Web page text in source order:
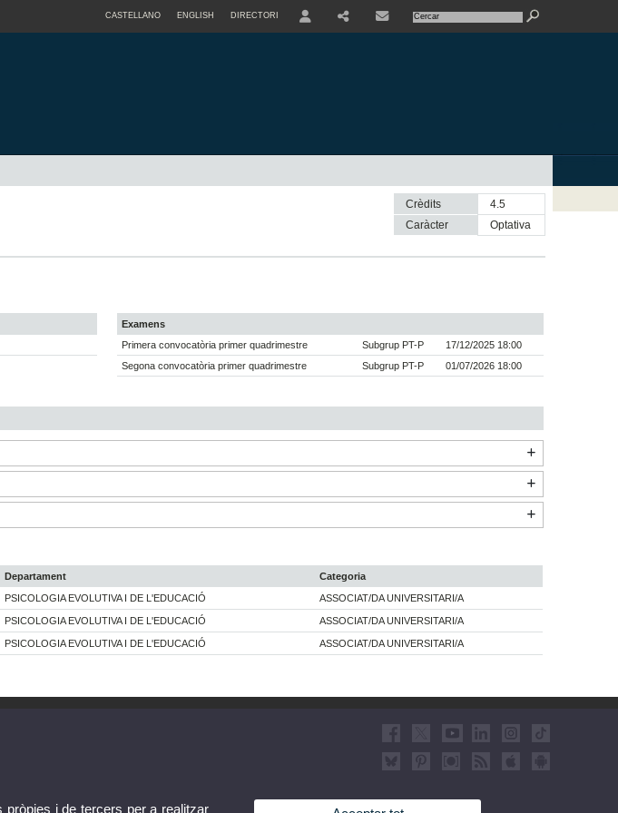
CASTELLANO ENGLISH DIRECTORI
Crèdits
4.5
Caràcter
optativa
Examens
Primera convocatòria primer quadrimestre
Subgrup PT-P
17/12/2025 18:00
Segona convocatòria primer quadrimestre
Subgrup PT-P 01/07/2026 18:00
Departament
Categoria
PSICOLOGIA EVOLUTIVA I DE L'EDUCACIÓ ASSOCIAT/DA UNIVERSITARI/A
PSICOLOGIA EVOLUTIVA I DE L'EDUCACIÓ ASSOCIAT/DA UNIVERSITARI/A
PSICOLOGIA EVOLUTIVA I DE L'EDUCACIÓ ASSOCIAT/DA UNIVERSITARI/A
i de tercers per a realitzar